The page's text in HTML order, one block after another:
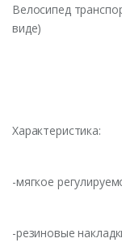
Велосипед
виде)
Характеристика:
-мягкое
-резиновые